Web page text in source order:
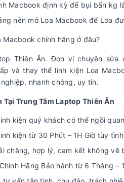
Macbook định kỳ để bụi bẩn kg
nên mở Loa Macbook để Loa
chính hãng ở đâu?
Thiên Ân. Đơn vị chuyên sửa
và thay thế linh kiện Loa
nhanh chóng, uy tín.
Trung Tâm Laptop Thiên Ân
kiện quý khách có thể ngồi
kiện từ 30 Phút – 1H Giờ tùy
chăng, hợp lý, cam kết không
Hãng Bảo hành từ 6 Tháng –